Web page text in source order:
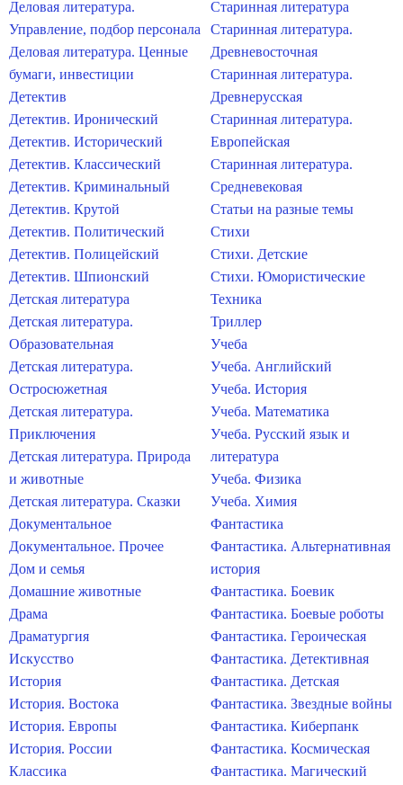
Деловая литература.
Управление, подбор персонала
Деловая литература. Ценные
бумаги, инвестиции
Детектив
Детектив. Иронический
Детектив. Исторический
Детектив. Классический
Детектив. Криминальный
Детектив. Крутой
Детектив. Политический
Детектив. Полицейский
Детектив. Шпионский
Детская литература
Детская литература.
Образовательная
Детская литература.
Остросюжетная
Детская литература.
Приключения
Детская литература. Природа
и животные
Детская литература. Сказки
Документальное
Документальное. Прочее
Дом и семья
Домашние животные
Драма
Драматургия
Искусство
История
История. Востока
История. Европы
История. России
Классика
Старинная литература
Старинная литература.
Древневосточная
Старинная литература.
Древнерусская
Старинная литература.
Европейская
Старинная литература.
Средневековая
Статьи на разные темы
Стихи
Стихи. Детские
Стихи. Юмористические
Техника
Триллер
Учеба
Учеба. Английский
Учеба. История
Учеба. Математика
Учеба. Русский язык и
литература
Учеба. Физика
Учеба. Химия
Фантастика
Фантастика. Альтернативная
история
Фантастика. Боевик
Фантастика. Боевые роботы
Фантастика. Героическая
Фантастика. Детективная
Фантастика. Детская
Фантастика. Звездные войны
Фантастика. Киберпанк
Фантастика. Космическая
Фантастика. Магический